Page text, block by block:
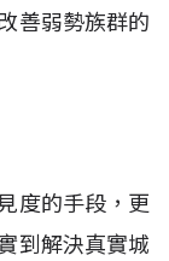
善弱勢族群的
度的手段，更
到解決真實城